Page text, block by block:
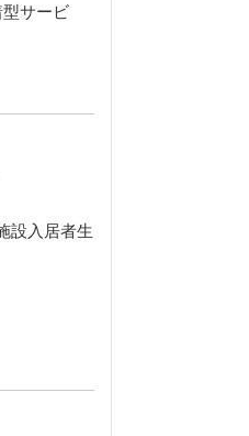
サービ
設入居者生